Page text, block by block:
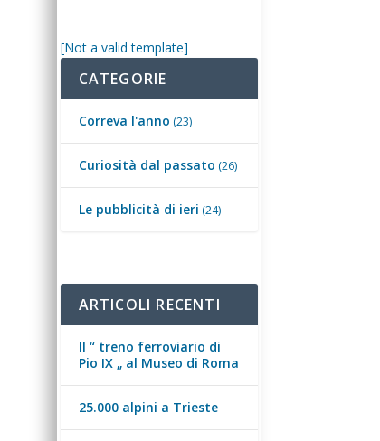
[Not a valid template]
CATEGORIE
Correva l'anno (23)
Curiosità dal passato (26)
Le pubblicità di ieri (24)
ARTICOLI RECENTI
Il “ treno ferroviario di
Pio IX „ al Museo di Roma
25.000 alpini a Trieste